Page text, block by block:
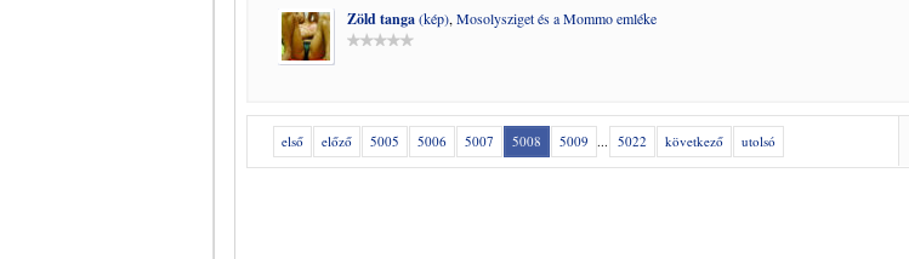
Zöld tanga(kép), Mosolysziget és a Mommo emléke
első előző 5005 5006 5007 5008 5009 ... 5022 következő utolsó